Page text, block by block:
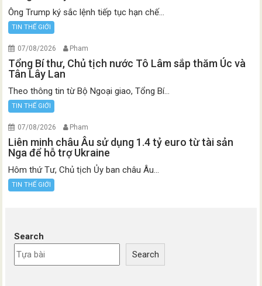
Ông Trump ký sắc lệnh tiếp tục hạn chế...
TIN THẾ GIỚI
07/08/2026 Pham
Tổng Bí thư, Chủ tịch nước Tô Lâm sắp thăm Úc và
Tân Lây Lan
Theo thông tin từ Bộ Ngoại giao, Tổng Bí...
TIN THẾ GIỚI
07/08/2026 Pham
Liên minh châu Âu sử dụng 1.4 tỷ euro từ tài sản
Nga để hỗ trợ Ukraine
Hôm thứ Tư, Chủ tịch Ủy ban châu Âu...
TIN THẾ GIỚI
Search
Search